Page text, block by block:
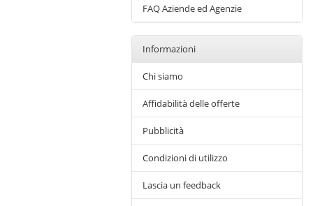
FAQ Aziende ed Agenzie
Informazioni
Chi siamo
Affidabilità delle offerte
Pubblicità
Condizioni di utilizzo
Lascia un feedback